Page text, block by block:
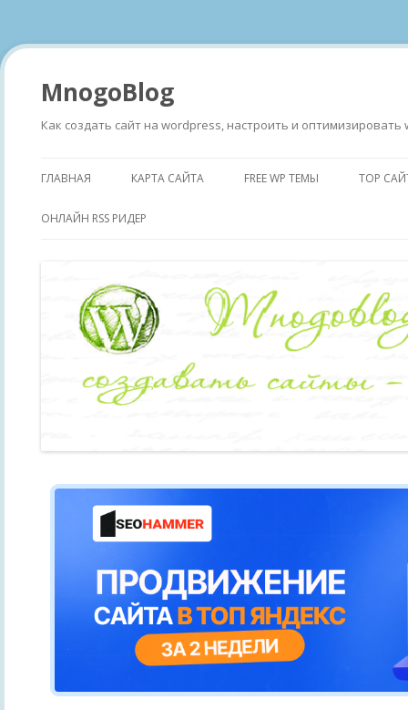
MnogoBlog
Как создать сайт на wordpress, настроить и оптимизировать
ГЛАВНАЯ КАРТА САЙТА FREE WP ТЕМЫ TOP
ОНЛАЙН RSS РИДЕР